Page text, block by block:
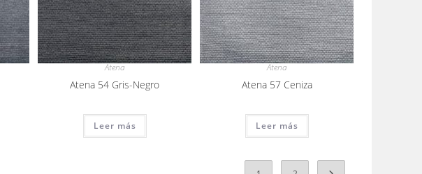
Atena
Atena 54 Gris-Negro
Leer más
Atena
Atena 57 Ceniza
Leer más